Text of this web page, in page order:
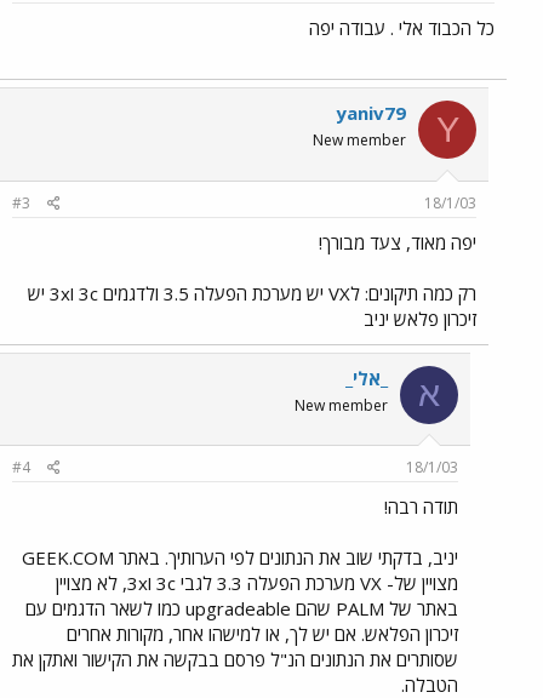
כל הכבוד אלי . עבודה יפה
Y
yaniv79
New member
18/1/03
#3
יפה מאוד, צעד מבורך!
רק כמה תיקונים: לVX יש מערכת הפעלה 3.5 ולדגמים 3c ו3x יש
זיכרון פלאש יניב
א _אלי_
New member
18/1/03
#4
תודה רבה!
יניב, בדקתי שוב את הנתונים לפי הערותיך. באתר GEEK.COM
מצויין של- VX מערכת הפעלה 3.3 לגבי 3c ו3x, לא מצויין
באתר של PALM שהם upgradeable כמו לשאר הדגמים עם
זיכרון הפלאש. אם יש לך, או למישהו אחר, מקורות אחרים
שסותרים את הנתונים הנ"ל פרסם בבקשה את הקישור ואתקן את
הטבלה.